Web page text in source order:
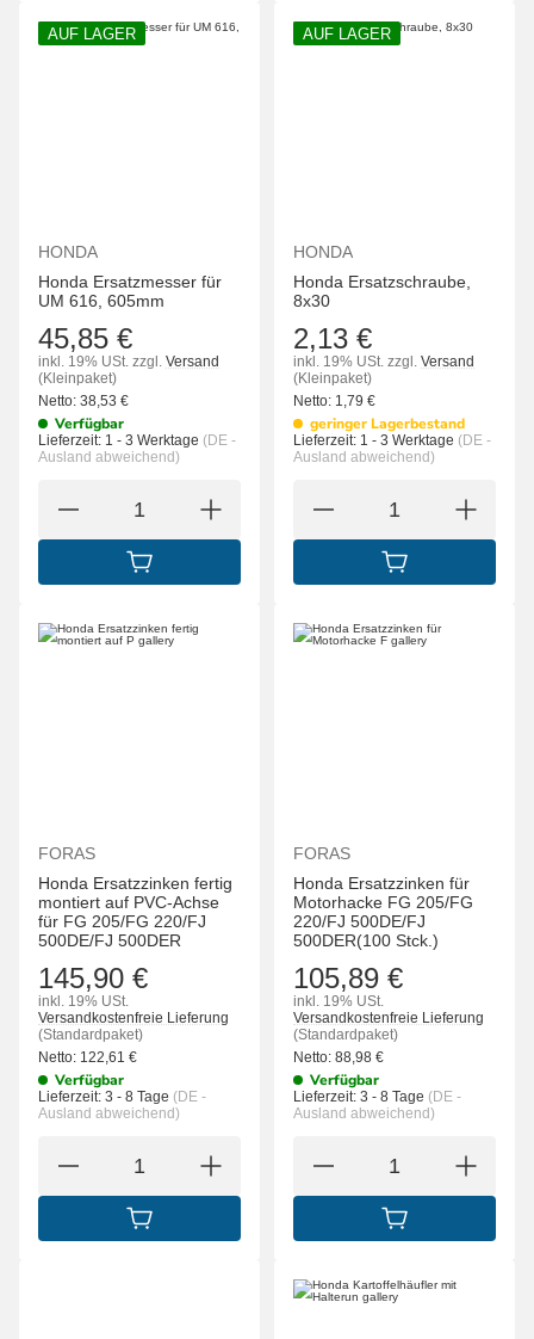
AUF LAGER
HONDA
Honda Ersatzmesser für
UM 616, 605mm
45,85 €
inkl. 19% USt. zzgl. Versand
(Kleinpaket)
Netto: 38,53 €
Verfügbar
Lieferzeit: 1 - 3 Werktage (DE -
Ausland abweichend)
IN DEN WARENKORB
AUF LAGER
HONDA
Honda Ersatzschraube,
8x30
2,13 €
inkl. 19% USt. zzgl. Versand
(Kleinpaket)
Netto: 1,79 €
geringer Lagerbestand
Lieferzeit: 1 - 3 Werktage (DE -
Ausland abweichend)
IN DEN
FORAS
Honda Ersatzzinken fertig
montiert auf PVC-Achse
für FG 205/FG 220/FJ
500DE/FJ 500DER
145,90 €
inkl. 19% USt.
Versandkostenfreie Lieferung
(Standardpaket)
Netto: 122,61 €
Verfügbar
Lieferzeit: 3 - 8 Tage (DE -
Ausland abweichend)
IN DEN WARENKORB
FORAS
Honda Ersatzzinken für
Motorhacke FG 205/FG
220/FJ 500DE/FJ
500DER(100 Stck.)
105,89 €
inkl. 19% USt.
Versandkostenfreie Lieferung
(Standardpaket)
Netto: 88,98 €
Verfügbar
Lieferzeit: 3 - 8 Tage (DE -
Ausland abweichend)
IN DEN